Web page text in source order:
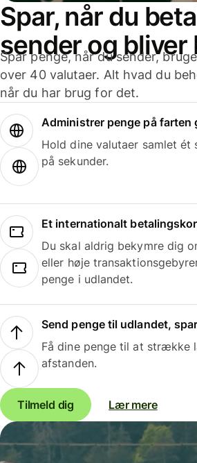
Spar, når du
sender og bliver
Spar penge, når du sender,
over 40 valutaer. Alt hvad du
når du har brug for det.
Administrer penge på farten
Hold dine valutaer samlet ét
på sekunder.
Et internationalt
Du skal aldrig bekymre dig
eller høje
penge i udlandet.
Send penge til udlandet,
Få dine penge til at strække
afstanden.
Tilmeld dig Lær mere